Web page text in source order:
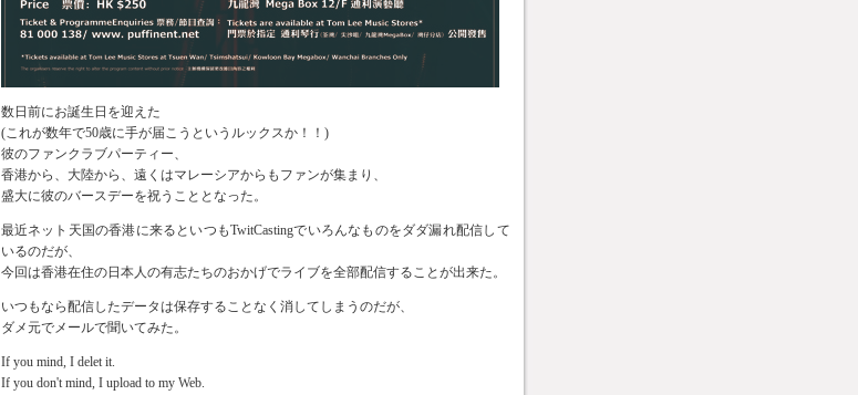
数日前にお誕生日を迎えた
(これが数年で50歳に手が届こうというルックスか！！)
彼のファンクラブパーティー、
香港から、大陸から、遠くはマレーシアからもファンが集まり、
盛大に彼のバースデーを祝うこととなった。
最近ネット天国の香港に来るといつもTwitCastingでいろんなものをダダ漏れ配信して
いるのだが、
今回は香港在住の日本人の有志たちのおかげでライブを全部配信することが出来た。
いつもなら配信したデータは保存することなく消してしまうのだが、
ダメ元でメールで聞いてみた。
If you mind, I delet it.
If you don't mind, I upload to my Web.